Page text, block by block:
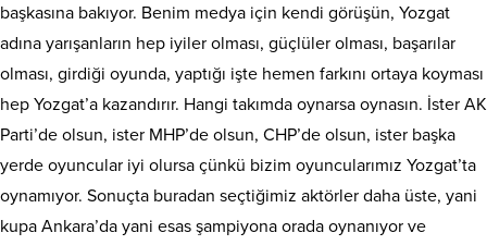
başkasına bakıyor. Benim medya için kendi görüşün, Yozgat
adına yarışanların hep iyiler olması, güçlüler olması, başarılar
olması, girdiği oyunda, yaptığı işte hemen farkını ortaya koyması
hep Yozgat’a kazandırır. Hangi takımda oynarsa oynasın. İster AK
Parti’de olsun, ister MHP’de olsun, CHP’de olsun, ister başka
yerde oyuncular iyi olursa çünkü bizim oyuncularımız Yozgat’ta
oynamıyor. Sonuçta buradan seçtiğimiz aktörler daha üste, yani
kupa Ankara’da yani esas şampiyona orada oynanıyor ve